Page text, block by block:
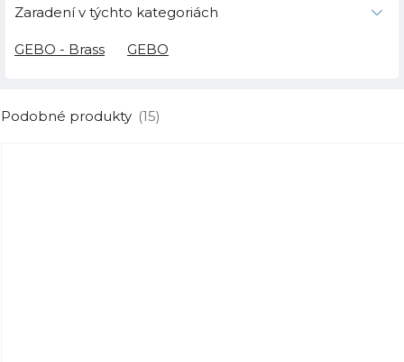
Zaradení v týchto kategoriách
GEBO - Brass GEBO
Podobné produkty (15)